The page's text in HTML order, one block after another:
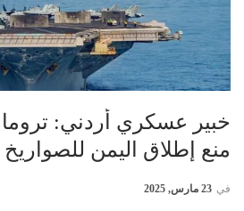
خبير عسكري أردني:
منع إطلاق اليمن
في 23 مارس, 2025